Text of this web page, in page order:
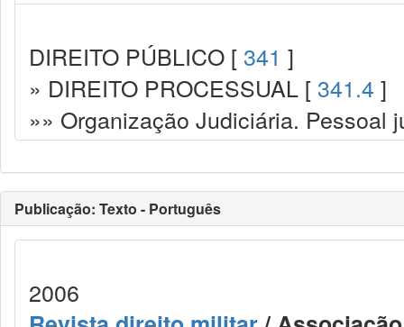
DIREITO PÚBLICO [ 341 ]
» DIREITO PROCESSUAL [ 341.4 ]
»» Organização Judiciária. Pessoal
Publicação: Texto - Português
2006